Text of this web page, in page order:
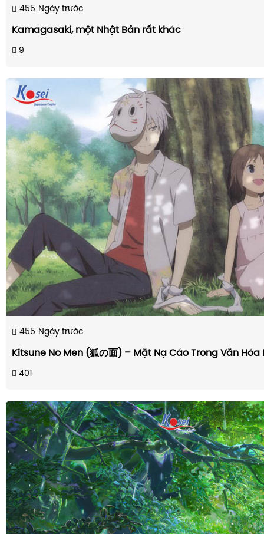
455 Ngày trước
Kamagasaki, một Nhật Bản rất khác
9
455 Ngày trước
Kitsune No Men (狐の面) – Mặt Nạ Cáo Trong Văn Hóa
401